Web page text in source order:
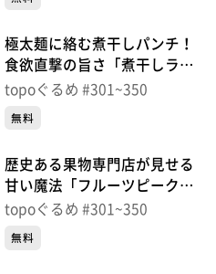
極太麺に絡む煮干しパンチ！
食欲直撃の旨さ「煮干しラー
メン松した」（富谷市鷹乃
topoぐるめ #301~350
無料
歴史ある果物専門店が見せる
甘い魔法「フルーツピークス
仙台富沢店」（太白区富沢
topoぐるめ #301~350
無料